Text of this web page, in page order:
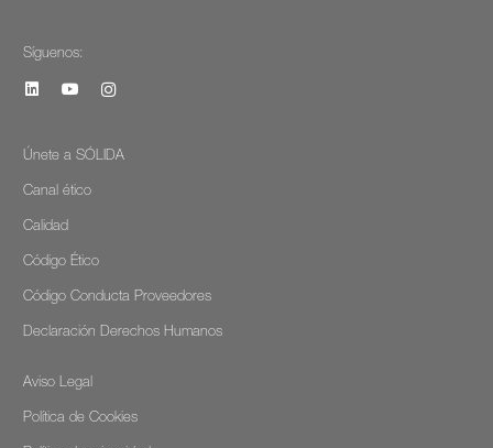
Síguenos:
Únete a SÓLIDA
Canal ético
Calidad
Código Ético
Código Conducta Proveedores
Declaración Derechos Humanos
Aviso Legal
Política de Cookies